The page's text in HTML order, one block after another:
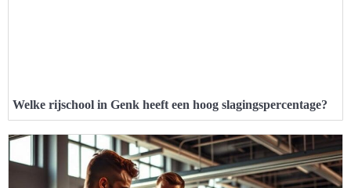
Welke rijschool in Genk heeft een hoog slagingspercentage?